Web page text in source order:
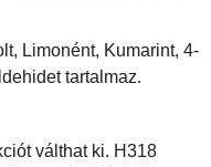
Limonént, Kumarint, 4-
tartalmaz.
válthat ki. H318